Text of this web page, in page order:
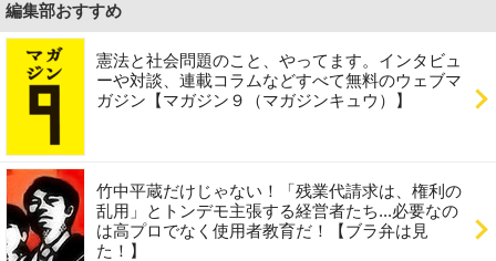
編集部おすすめ
憲法と社会問題のこと、やってます。インタビュ
ーや対談、連載コラムなどすべて無料のウェブマ
ガジン【マガジン９（マガジンキュウ）】
竹中平蔵だけじゃない！「残業代請求は、権利の
乱用」とトンデモ主張する経営者たち...必要なの
は高プロでなく使用者教育だ！【ブラ弁は見
た！】